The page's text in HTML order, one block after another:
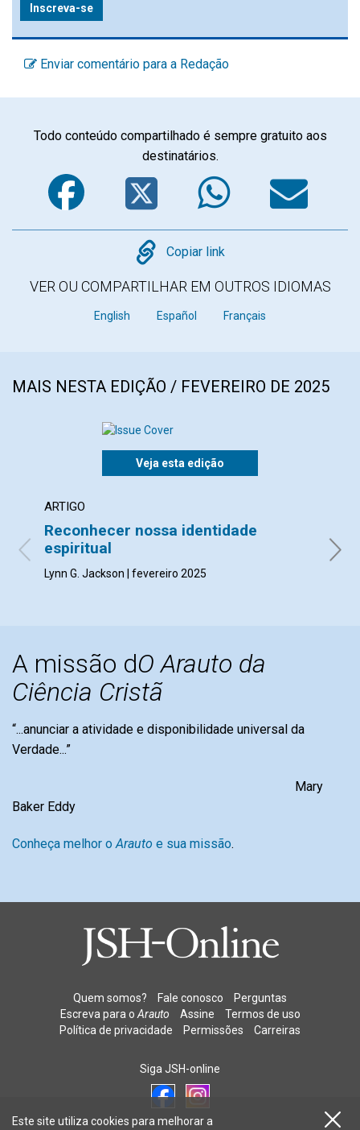
Inscreva-se
Enviar comentário para a Redação
Todo conteúdo compartilhado é sempre gratuito aos
destinatários.
Facebook
Twitter
Copy
Copiar link
VER OU COMPARTILHAR EM OUTROS IDIOMAS
English Español Français
MAIS NESTA EDIÇÃO / FEVEREIRO DE 2025
Veja esta edição
ARTIGO
Reconhecer nossa identidade
espiritual
Lynn G. Jackson | fevereiro 2025
Deb
A missão dO Arauto da
Ciência Cristã
“...anunciar a atividade e disponibilidade universal da
Verdade...”
Mary
Baker Eddy
Conheça melhor o Arauto e sua missão.
Quem somos? Fale conosco
Perguntas
Escreva para oArauto Assine
Termos de uso
Política de privacidade
Permissões Carreiras
Siga JSH-online
Este site utiliza cookies para melhorar a